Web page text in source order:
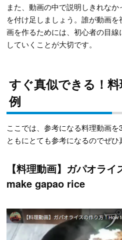
また、動画の中で説明しきれな
を付け足しましょう。誰が動画
画を作るためには、初心者の目
していくことが大切です。
すぐ真似できる！
例
ここでは、参考になる料理動画
ともにとても参考になるのでぜひ
【料理動画】ガパオラ
make gapao rice